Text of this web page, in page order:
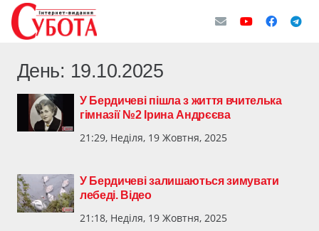
День: 19.10.2025
У Бердичеві пішла з життя вчителька
гімназії №2 Ірина Андрєєва
21:29, Неділя, 19 Жовтня, 2025
У Бердичеві залишаються зимувати
лебеді. Відео
21:18, Неділя, 19 Жовтня, 2025